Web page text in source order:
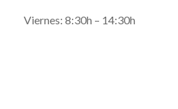
Viernes: 8:30h – 14:30h